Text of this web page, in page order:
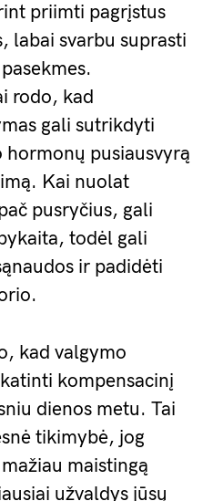
priimti pagrįstus
labai svarbu suprasti
rodo, kad
gali sutrikdyti
pusiausvyrą
Kai nuolat
pusryčius, gali
todėl gali
ir padidėti
kad valgymo
kompensacinį
dienos metu. Tai
tikimybė, jog
maistingą
užvaldys jūsų